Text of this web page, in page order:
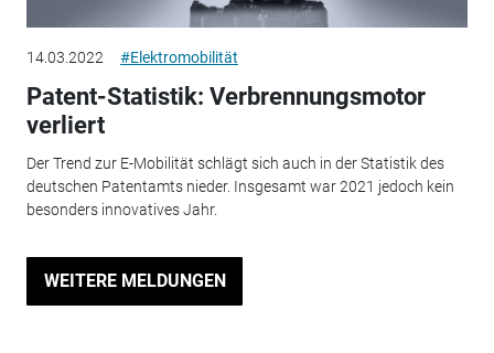
14.03.2022 #Elektromobilität
Patent-Statistik: Verbrennungsmotor
verliert
Der Trend zur E-Mobilität schlägt sich auch in der Statistik des
deutschen Patentamts nieder. Insgesamt war 2021 jedoch kein
besonders innovatives Jahr.
WEITERE MELDUNGEN